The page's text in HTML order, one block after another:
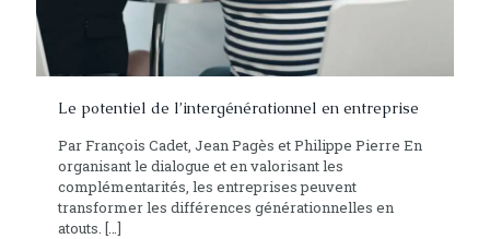
Le potentiel de l’intergénérationnel en entreprise
Par François Cadet, Jean Pagès et Philippe Pierre En
organisant le dialogue et en valorisant les
complémentarités, les entreprises peuvent
transformer les différences générationnelles en
atouts. […]